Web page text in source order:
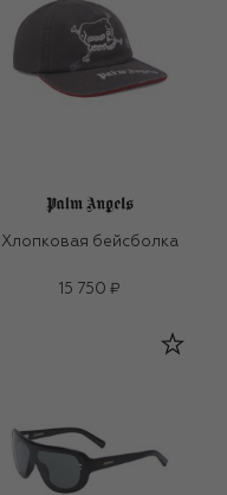
Хлопковая бейсболка
15 750 ₽